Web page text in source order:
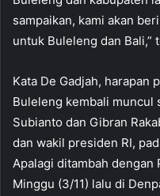
sampaikan, kami akan
untuk Buleleng dan Bali,”
Kata De Gadjah, harapan
Buleleng kembali muncul
Subianto dan Gibran
dan wakil presiden RI,
Apalagi ditambah dengan
Minggu (3/11) lalu di